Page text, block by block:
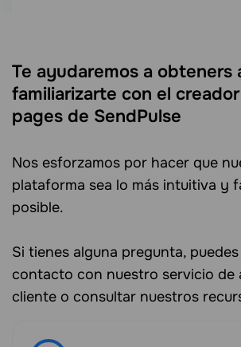
Te ayudaremos a obteners
familiarizarte con el
pages de SendPulse
Nos esforzamos por hacer que
plataforma sea lo más intuitiva y
posible.
Si tienes alguna pregunta,
contacto con nuestro servicio de
cliente o consultar nuestros